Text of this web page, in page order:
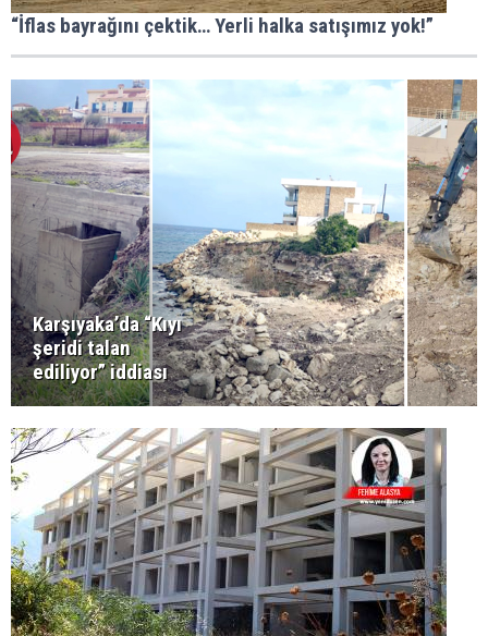
“İflas bayrağını çektik… Yerli halka satışımız yok!”
Karşıyaka’da “Kıyı
şeridi talan
ediliyor” iddiası